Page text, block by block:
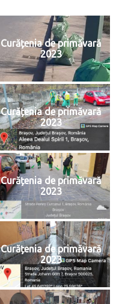
Curățenia de primăvară
2023
Curățenia de primăvară
2023
Curățenia de primăvară
2023
Curățenia de primăvară
2023